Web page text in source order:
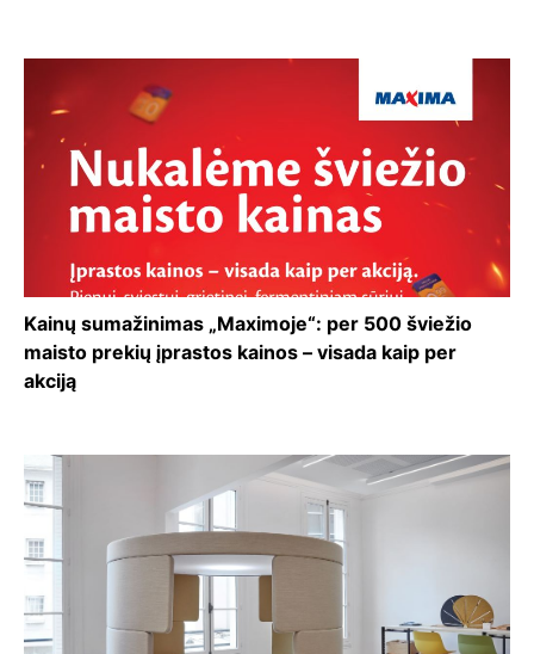
Kainų sumažinimas „Maximoje“: per 500 šviežio
maisto prekių įprastos kainos – visada kaip per
akciją